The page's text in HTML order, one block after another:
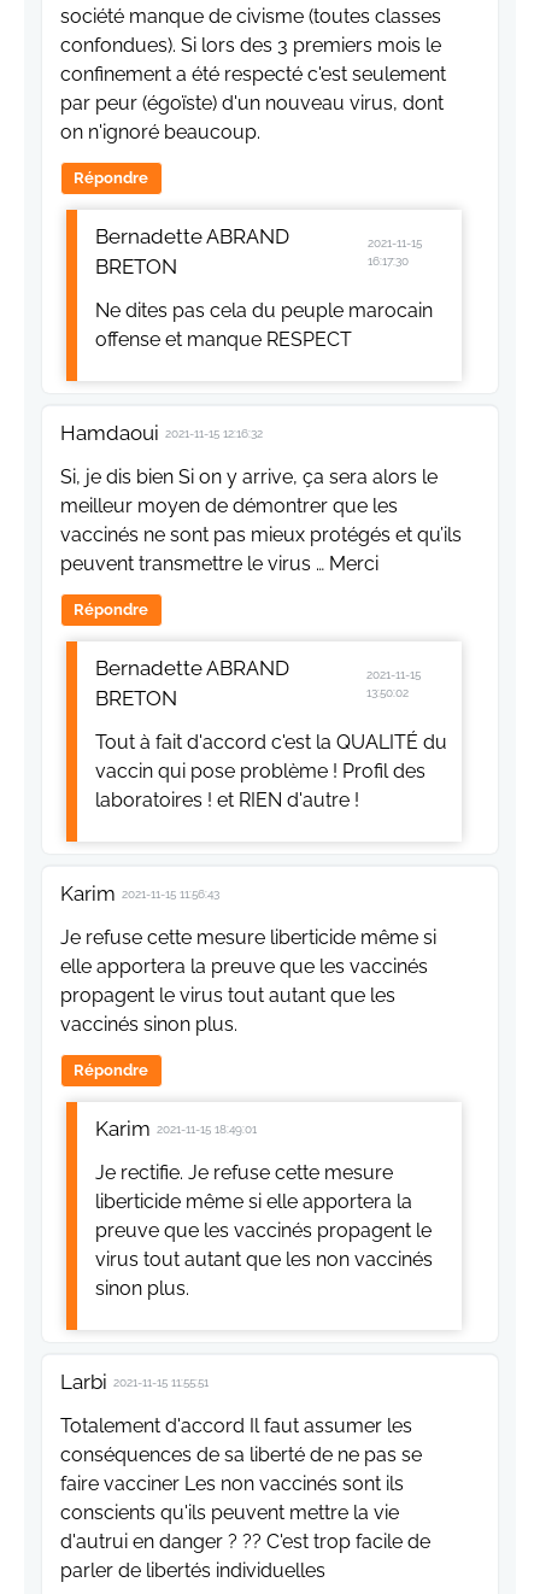
société manque de civisme (toutes classes
confondues). Si lors des 3 premiers mois le
confinement a été respecté c'est seulement
par peur (égoïste) d'un nouveau virus, dont
on n'ignoré beaucoup.
Répondre
Bernadette ABRAND
BRETON
2021-11-15
16:17:30
Ne dites pas cela du peuple marocain
offense et manque RESPECT
Hamdaoui 2021-11-15 12:16:32
Si, je dis bien Si on y arrive, ça sera alors le
meilleur moyen de démontrer que les
vaccinés ne sont pas mieux protégés et qu’ils
peuvent transmettre le virus … Merci
Répondre
Bernadette ABRAND
BRETON
2021-11-15
13:50:02
Tout à fait d'accord c'est la QUALITÉ du
vaccin qui pose problème ! Profil des
laboratoires ! et RIEN d'autre !
Karim 2021-11-15 11:56:43
Je refuse cette mesure liberticide même si
elle apportera la preuve que les vaccinés
propagent le virus tout autant que les
vaccinés sinon plus.
Répondre
Karim 2021-11-15 18:49:01
Je rectifie. Je refuse cette mesure
liberticide même si elle apportera la
preuve que les vaccinés propagent le
virus tout autant que les non vaccinés
sinon plus.
Larbi 2021-11-15 11:55:51
Totalement d'accord Il faut assumer les
conséquences de sa liberté de ne pas se
faire vacciner Les non vaccinés sont ils
conscients qu'ils peuvent mettre la vie
d'autrui en danger ? ?? C'est trop facile de
parler de libertés individuelles